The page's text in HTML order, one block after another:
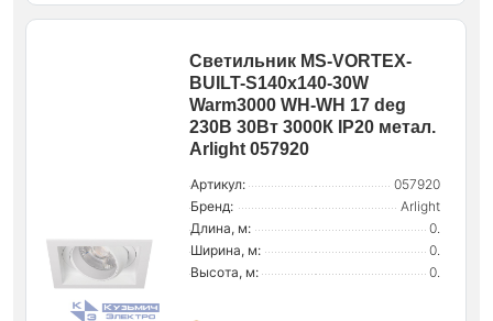
Светильник MS-VORTEX-
BUILT-S140x140-30W
Warm3000 WH-WH 17 deg
230В 30Вт 3000К IP20 метал.
Arlight 057920
Артикул:
057920
Бренд:
Arlight
Длина, м:
0.
Ширина, м:
0.
Высота, м:
0.